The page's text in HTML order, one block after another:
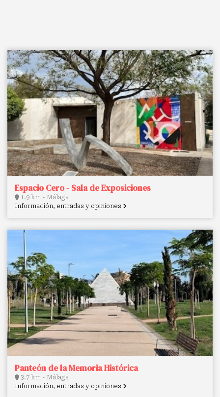
Espacio Cero - Sala de Exposiciones
1.9 km - Málaga
Información, entradas y opiniones
Panteón de la Memoria Histórica
3.7 km - Málaga
Información, entradas y opiniones